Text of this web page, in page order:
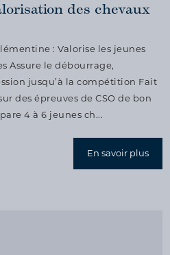
des chevaux
: Valorise les jeunes
Assure le débourrage,
jusqu’à la compétition Fait
des épreuves de CSO de bon
4 à 6 jeunes ch...
En savoir plus